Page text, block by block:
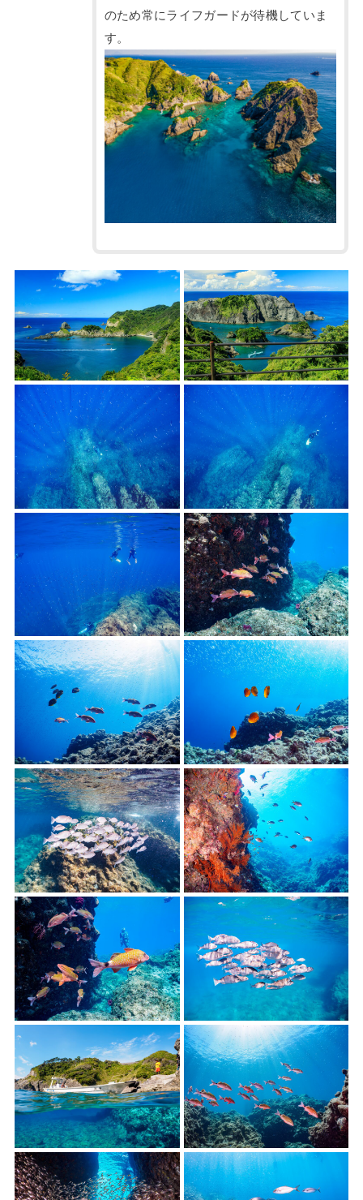
のため常にライフガードが待機していま
す。